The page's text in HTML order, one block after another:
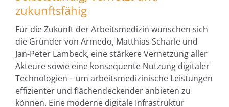
zukunftsfähig
Für die Zukunft der Arbeitsmedizin wünschen sich
die Gründer von Armedo, Matthias Scharle und
Jan-Peter Lambeck, eine stärkere Vernetzung aller
Akteure sowie eine konsequente Nutzung digitaler
Technologien – um arbeitsmedizinische Leistungen
effizienter und flächendeckender anbieten zu
können. Eine moderne digitale Infrastruktur